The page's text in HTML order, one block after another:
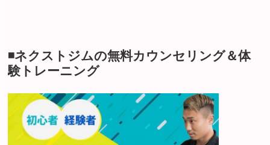
◾️ネクストジムの無料カウンセリング＆体
験トレーニング